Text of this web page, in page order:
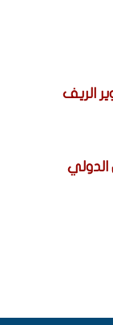
الريف
الدولي